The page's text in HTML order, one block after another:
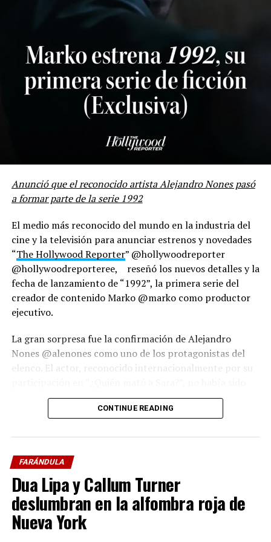
de expansión, sino también el asesoramiento ideal para
Con un enfoque basado en el compromiso y la visión
estratégica, Bayo se posiciona como el aliado
fundamental para los artistas que buscan dejar una
huella imborrable en la cultura musical del país.
Para conocer más sobre este proyecto y mantenerte
actualizado con lo mejor de la música urbana
venezolana, puedes seguir sus plataformas oficiales:
Instagram: @oficiall_bayo
YouTube: @bayovzla
Anunció que el reconocido artista Alejandro Nones pasó
a formar parte de la serie 1992
El medio más reconocido del mundo en la industria del
cine y la televisión para anunciar estrenos y novedades
“The Hollywood Reporter” @hollywoodreporter
@hollywoodreporteree, reseñó los nuevos detalles y la
fecha de lanzamiento de “1992”, la primera serie del
creador de contenido Marko @marko como productor
ejecutivo.
La gran sorpresa fue la confirmación de Alejandro
Nones @alenones como uno de los protagonistas del
elenco. El actor, reconocido internacionalmente por su
anunciado previamente por Marko como parte del
La noticia generó gran impacto en el medio artístico,
tanto por la incorporación del actor como por el hecho
de que esta prestigiosa publicación, dedicada a destacar
producciones de talla mundial, realizara un reportaje
especial sobre el proyecto del comediante.
“1992” es una serie de suspenso y ficción que se
CONTINUE READING
FARÁNDULA
Dua Lipa y Callum Turner
deslumbran en la alfombra roja de
Nueva York